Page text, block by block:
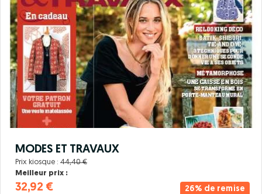
26% de remise
MODES ET TRAVAUX
Prix kiosque : 44,40 €
Meilleur prix :
32,92 €